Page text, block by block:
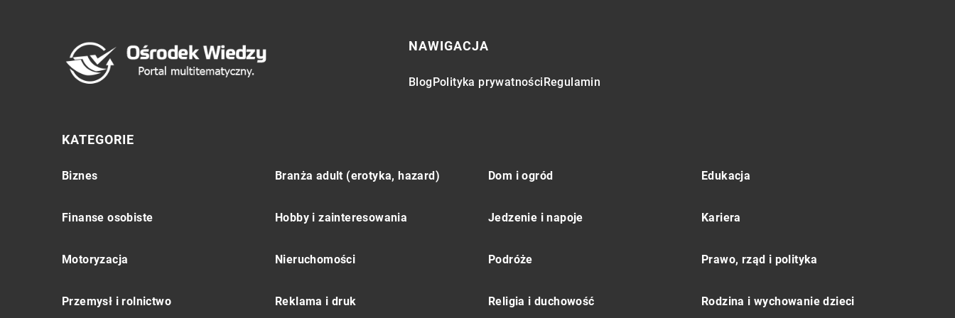
NAWIGACJA
BlogPolityka prywatnościRegulamin
KATEGORIE
Biznes Branża adult (erotyka, hazard) Dom i ogród Edukacja
Finanse osobiste Hobby i zainteresowania Jedzenie i napoje Kariera
Motoryzacja Nieruchomości Podróże Prawo, rząd i polityka
Przemysł i rolnictwo Reklama i druk Religia i duchowość Rodzina i wychowanie dzieci